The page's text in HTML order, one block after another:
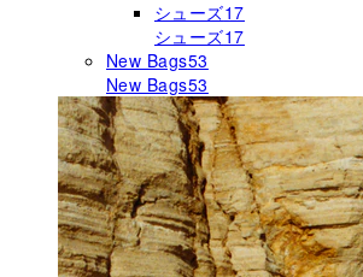
シューズ17
シューズ17
New Bags53
New Bags53